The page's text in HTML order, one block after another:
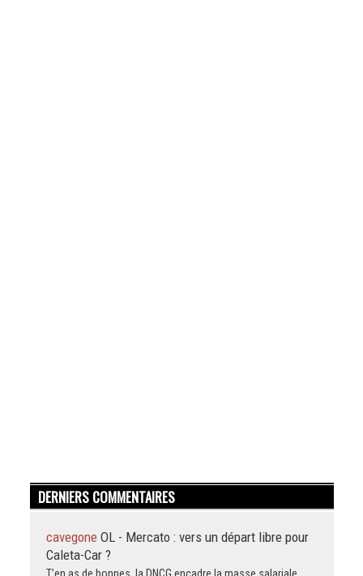
DERNIERS COMMENTAIRES
cavegone OL - Mercato : vers un départ libre pour
Caleta-Car ?
T’en as de bonnes, la DNCG encadre la masse salariale,